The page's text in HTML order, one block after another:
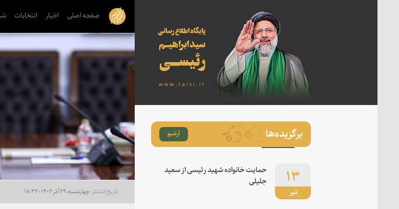
صفحه اصلی اخبار انتخابات
چهارشنبه، ۲۹ آذر ۱۴۰۲ - ۱۸:۴۲
برگزیده‌ها آرشیو
تیر
۱۳
حمایت خانواده شهید رئیسی از سعید
جلیلی